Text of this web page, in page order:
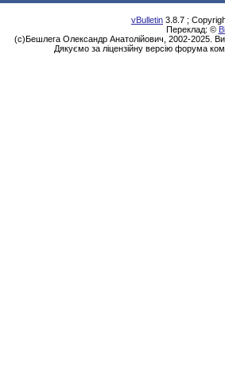
vBulletin 3.8.7 ;
Переклад: ©
(с)Бешлега Олександр Анатолійович, 2002-2025.
Дякуємо за ліцензійну версію форума